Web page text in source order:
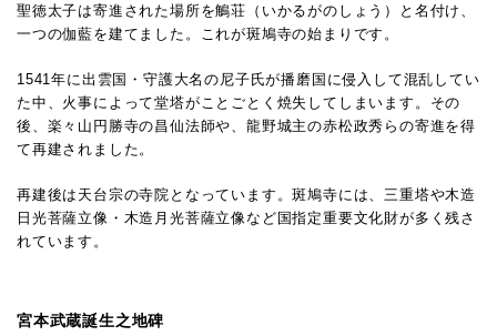
聖徳太子は寄進された場所を鵤荘（いかるがのしょう）と名付け、
一つの伽藍を建てました。これが斑鳩寺の始まりです。
1541年に出雲国・守護大名の尼子氏が播磨国に侵入して混乱してい
た中、火事によって堂塔がことごとく焼失してしまいます。その
後、楽々山円勝寺の昌仙法師や、龍野城主の赤松政秀らの寄進を得
て再建されました。
再建後は天台宗の寺院となっています。斑鳩寺には、三重塔や木造
日光菩薩立像・木造月光菩薩立像など国指定重要文化財が多く残さ
れています。
宮本武蔵誕生之地碑